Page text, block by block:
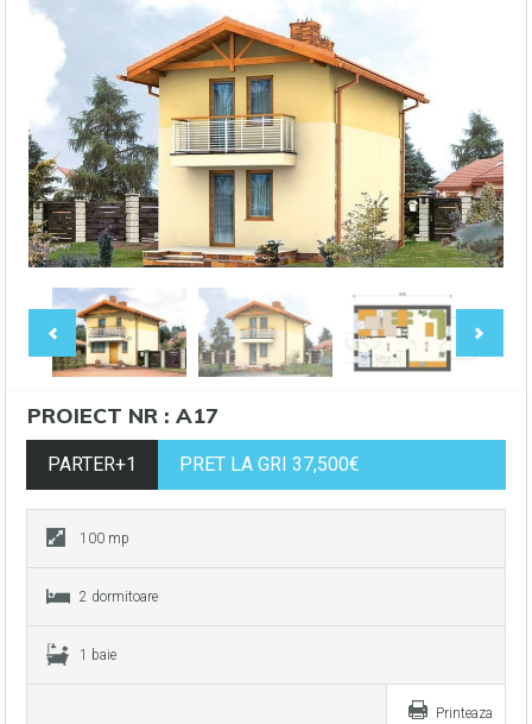
PROIECT NR : A17
PARTER+1 PRET LA GRI 37,500€
100 mp
2 dormitoare
1 baie
Printeaza